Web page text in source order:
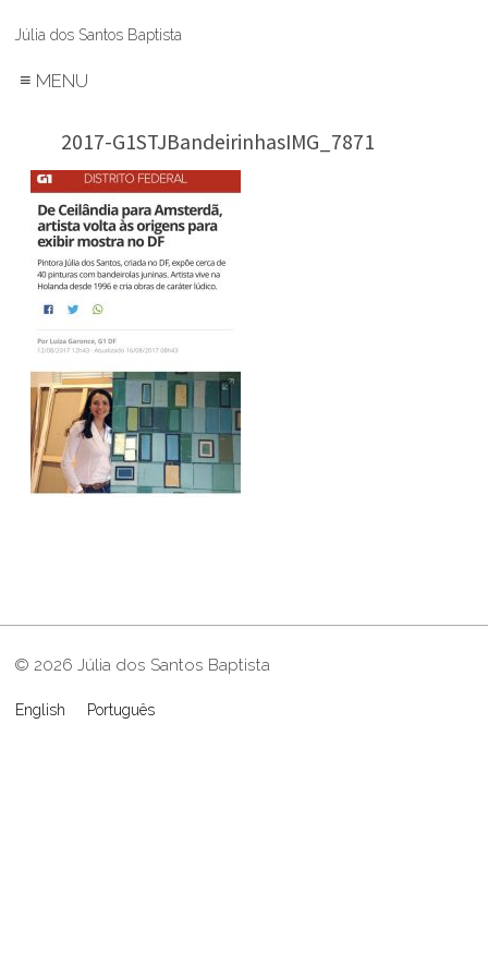
Júlia dos Santos Baptista
≡ MENU
2017-G1STJBandeirinhasIMG_7871
© 2026 Júlia dos Santos Baptista
English Português